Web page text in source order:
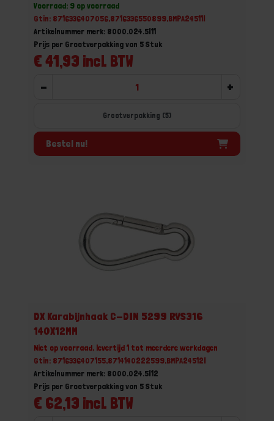
Voorraad: 9 op voorraad
Gtin: 8716336407056,8716336550899,BMPA24511I
Artikelnummer merk: 8000.024.5I11
€ 41,93 incl. BTW
Prijs per Grootverpakking van 5 Stuk
- +
Grootverpakking (5)
Bestel nu!
DX Karabijnhaak C-DIN 5299 RVS316
140X12MM
Niet op voorraad, levertijd 1 tot meerdere werkdagen
Gtin: 8716336407155,8714140222599,BMPA24512I
Artikelnummer merk: 8000.024.5I12
€ 62,13 incl. BTW
Prijs per Grootverpakking van 5 Stuk